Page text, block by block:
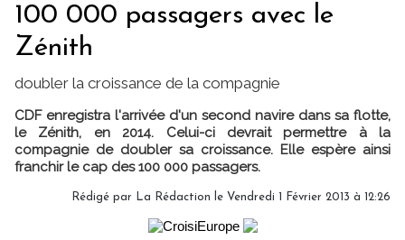
100 000 passagers avec le
Zénith
doubler la croissance de la compagnie
CDF enregistra l'arrivée d'un second navire dans sa flotte,
le Zénith, en 2014. Celui-ci devrait permettre à la
compagnie de doubler sa croissance. Elle espère ainsi
franchir le cap des 100 000 passagers.
Rédigé par La Rédaction le Vendredi 1 Février 2013 à 12:26